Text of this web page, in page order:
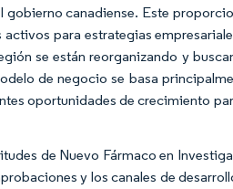
gobierno canadiense. Este
para estrategias
se están reorganizando y
de negocio se basa
oportunidades de crecimiento
de Nuevo Fármaco en
y los canales de